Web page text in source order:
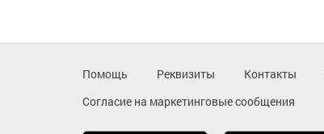
Помощь Реквизиты Контакты
Согласие на маркетинговые сообщения